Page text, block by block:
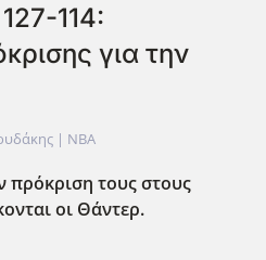
114:
για την
| NBA
πρόκριση τους στους
οι Θάντερ.